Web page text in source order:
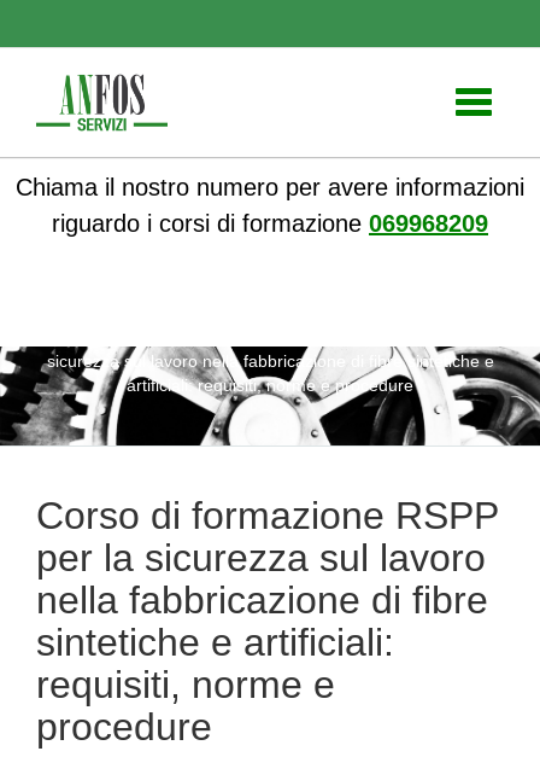
Toggle
Chiama il nostro numero per avere informazioni
riguardo i corsi di formazione 069968209
sicurezza sul lavoro nella fabbricazione di fibre sintetiche e
artificiali: requisiti, norme e procedure
Corso di formazione RSPP
per la sicurezza sul lavoro
nella fabbricazione di fibre
sintetiche e artificiali:
requisiti, norme e
procedure